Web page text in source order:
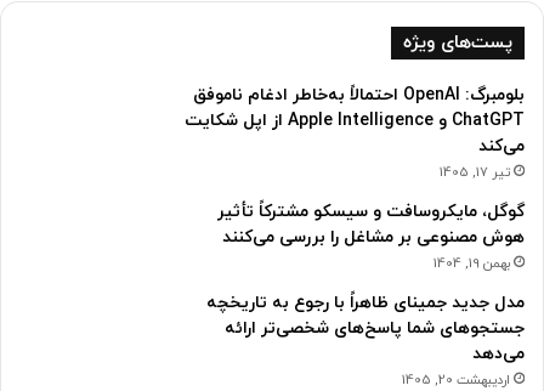
پست‌های ویژه
بلومبرگ: OpenAI احتمالاً به‌خاطر ادغام ناموفق
ChatGPT و Apple Intelligence از اپل شکایت
می‌کند
تیر 17, 1405
گوگل، مایکروسافت و سیسکو مشترکاً تأثیر
هوش مصنوعی بر مشاغل را بررسی می‌کنند
بهمن 19, 1404
مدل جدید جمینای ظاهراً با رجوع به تاریخچه
جستجوهای شما پاسخ‌های شخصی‌تر ارائه
می‌دهد
اردیبهشت 20, 1405